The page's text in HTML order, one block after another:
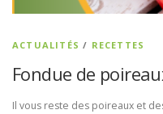
ACTUALITÉS / RECETTES
Fondue de
Il vous reste des poireaux et